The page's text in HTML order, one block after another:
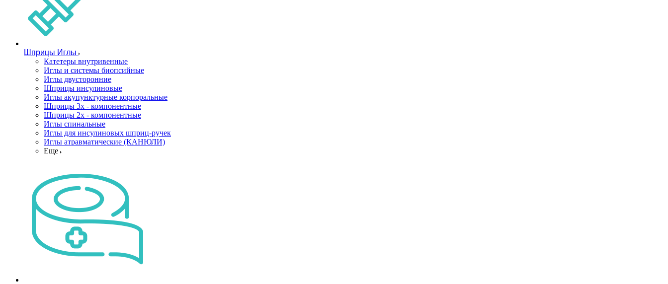
Шприцы Иглы
Катетеры внутривенные
Иглы и системы биопсийные
Иглы двусторонние
Шприцы инсулиновые
Иглы акупунктурные корпоральные
Шприцы 3х - компонентные
Шприцы 2х - компонентные
Иглы спинальные
Иглы для инсулиновых шприц-ручек
Иглы атравматические (КАНЮЛИ)
Еще